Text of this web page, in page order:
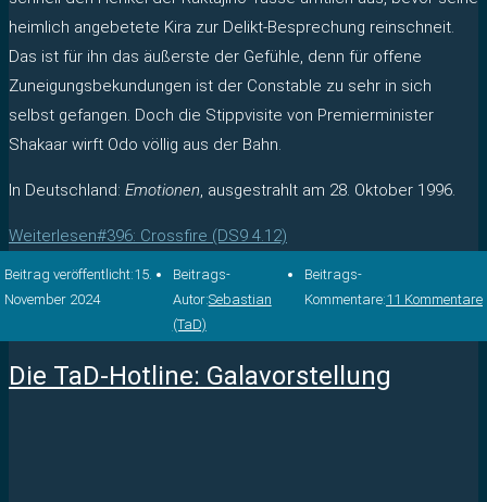
heimlich angebetete Kira zur Delikt-Besprechung reinschneit.
Das ist für ihn das äußerste der Gefühle, denn für offene
Zuneigungsbekundungen ist der Constable zu sehr in sich
selbst gefangen. Doch die Stippvisite von Premierminister
Shakaar wirft Odo völlig aus der Bahn.
In Deutschland: Emotionen , ausgestrahlt am 28. Oktober 1996.
Weiterlesen#396: Crossfire (DS9 4.12)
Beitrag veröffentlicht:15.
November 2024
Beitrags-
Autor:Sebastian
(TaD)
Beitrags-
Kommentare:11 Kommentare
Die TaD-Hotline: Galavorstellung